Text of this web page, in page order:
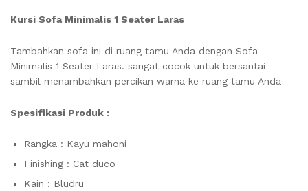
Kursi Sofa Minimalis 1 Seater Laras
Tambahkan sofa ini di ruang tamu Anda dengan Sofa
Minimalis 1 Seater Laras. sangat cocok untuk bersantai
sambil menambahkan percikan warna ke ruang tamu Anda
Spesifikasi Produk :
Rangka : Kayu mahoni
Finishing : Cat duco
Kain : Bludru